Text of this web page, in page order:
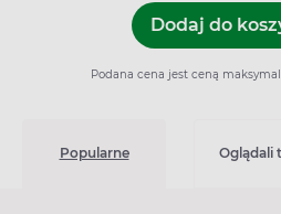
Dodaj do
Podana cena jest ceną
Popularne Oglądali